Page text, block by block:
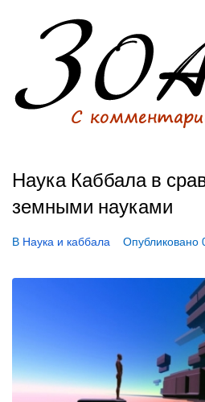
Наука Каббала в
земными науками
В Наука и каббала Опубликовано